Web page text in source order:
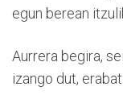
egun berean
Aurrera begira,
izango dut,